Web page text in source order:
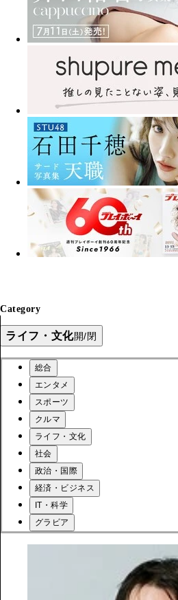
Category
ライフ・文化開/閉
総合
エンタメ
スポーツ
クルマ
ライフ・文化
社会
政治・国際
経済・ビジネス
IT・科学
グラビア